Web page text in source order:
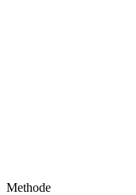
Methode